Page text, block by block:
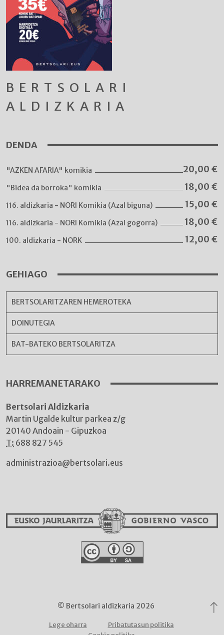
BERTSOLARI
ALDIZKARIA
DENDA
"AZKEN AFARIA" komikia 20,00 €
"Bidea da borroka" komikia 18,00 €
116. aldizkaria - NORI Komikia (Azal biguna) 15,00 €
116. aldizkaria - NORI Komikia (Azal gogorra) 18,00 €
100. aldizkaria - NORK 12,00 €
GEHIAGO
BERTSOLARITZAREN HEMEROTEKA
DOINUTEGIA
BAT-BATEKO BERTSOLARITZA
HARREMANETARAKO
Bertsolari Aldizkaria
Martin Ugalde kultur parkea z/g
20140 Andoain - Gipuzkoa
T: 688 827 545
administrazioa@bertsolari.eus
© Bertsolari aldizkaria 2026
Lege oharra
Pribatutasun politika